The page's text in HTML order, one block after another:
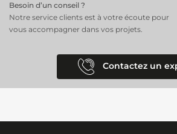
Besoin d’un conseil ?
Notre service clients est à votre écoute pour
vous accompagner dans vos projets.
Contactez un